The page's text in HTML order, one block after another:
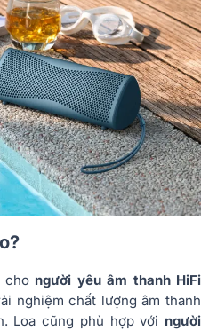
cho người yêu âm thanh HiFi
nghiệm chất lượng âm thanh
Loa cũng phù hợp với người